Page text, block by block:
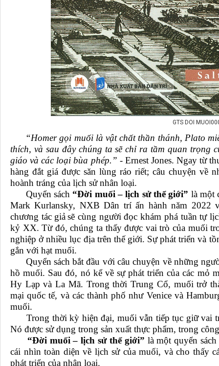
GTS DOI
“Homer gọi muối là vật chất thần thánh, Plato
thích, và sau đây chúng ta sẽ chỉ ra tầm quan trọng
giáo và các loại bùa phép.” - Ernest Jones. Ngay từ
hàng đắt giá được săn lùng ráo riết; câu chuyện về
hoành tráng của lịch sử nhân loại.
Quyển sách “Đời muối – lịch sử thể giới” là một
Mark Kurlansky, NXB Dân trí ấn hành năm 2022
chương tác giả sẽ cùng người đọc khám phá tuần tự
kỷ XX. Từ đó, chúng ta thấy được vai trò của muối
nghiệp ở nhiều lục địa trên thế giới. Sự phát triển và
gắn với hạt muối.
Quyển sách bắt đầu với câu chuyện về những
hồ muối. Sau đó, nó kể về sự phát triển của các mỏ
Hy Lạp và La Mã. Trong thời Trung Cổ, muối trở
mại quốc tế, và các thành phố như Venice và
muối.
Trong thời kỳ hiện đại, muối vẫn tiếp tục giữ vai
Nó được sử dụng trong sản xuất thực phẩm, trong
“Đời muối – lịch sử thể giới” là một quyển
cái nhìn toàn diện về lịch sử của muối, và cho thấy
phát triển của nhân loại.